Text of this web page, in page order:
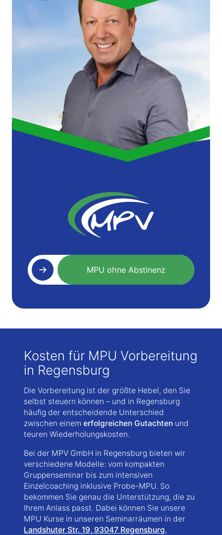
MPU ohne Abstinenz
Kosten für MPU Vorbereitung
in Regensburg
Die Vorbereitung ist der größte Hebel, den Sie
selbst steuern können – und in Regensburg
häufig der entscheidende Unterschied
zwischen einem erfolgreichen Gutachten und
teuren Wiederholungskosten.
Bei der MPV GmbH in Regensburg bieten wir
verschiedene Modelle: vom kompakten
Gruppenseminar bis zum intensiven
Einzelcoaching inklusive Probe-MPU. So
bekommen Sie genau die Unterstützung, die zu
Ihrem Anlass passt. Dabei können Sie unsere
MPU Kurse in unseren Seminarräumen in der
Landshuter Str. 19, 93047 Regensburg,